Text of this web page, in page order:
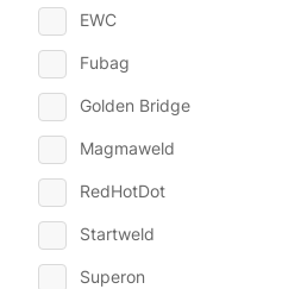
EWC
Fubag
Golden Bridge
Magmaweld
RedHotDot
Startweld
Superon